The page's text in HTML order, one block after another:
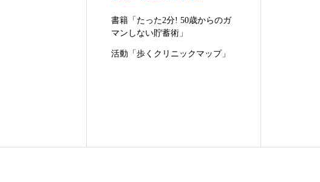
書籍「たった2分! 50歳からのガ
マンしない貯蓄術」
活動「歩くクリニックマップ」